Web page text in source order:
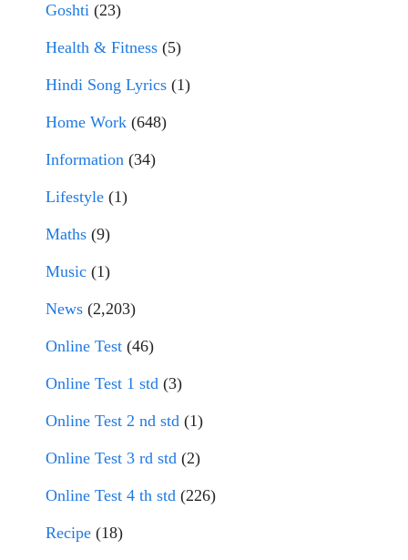
Goshti (23)
Health & Fitness (5)
Hindi Song Lyrics (1)
Home Work (648)
Information (34)
Lifestyle (1)
Maths (9)
Music (1)
News (2,203)
Online Test (46)
Online Test 1 std (3)
Online Test 2 nd std (1)
Online Test 3 rd std (2)
Online Test 4 th std (226)
Recipe (18)